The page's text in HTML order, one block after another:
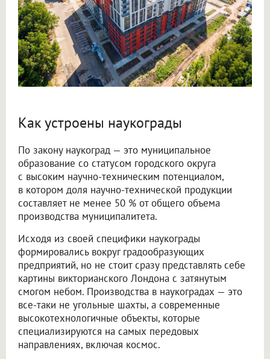
Как устроены наукограды
По закону наукоград — это муниципальное
образование со статусом городского округа
с высоким научно-техническим потенциалом,
в котором доля научно-технической продукции
составляет не менее 50 % от общего объема
производства муниципалитета.
Исходя из своей специфики наукограды
формировались вокруг градообразующих
предприятий, но не стоит сразу представлять себе
картины викторианского Лондона с затянутым
смогом небом. Производства в наукоградах — это
все-таки не угольные шахты, а современные
высокотехнологичные объекты, которые
специализируются на самых передовых
направлениях, включая космос.